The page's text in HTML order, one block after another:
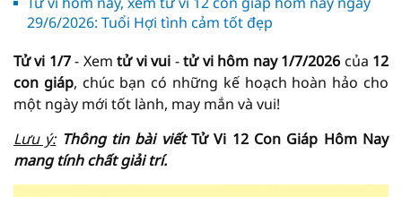
29/6/2026: Tuổi Hợi tình cảm tốt đẹp
Tử vi 1/7- Xemtử vi vui -tử vi hôm nay 1/7/2026 của 12
con giáp, chúc bạn có những kế hoạch hoàn hảo cho
một ngày mới tốt lành, may mắn và vui!
Lưu ý: Thông tin bài viếtTử Vi 12 Con Giáp Hôm Nay
mang tính chất giải trí.